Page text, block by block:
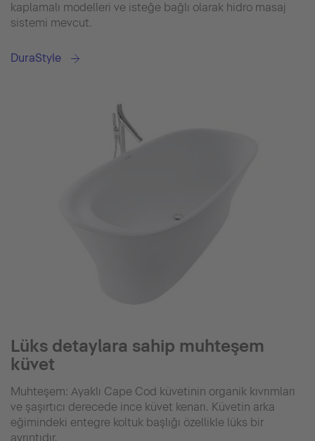
kaplamalı modelleri ve isteğe bağlı olarak hidro masaj
sistemi mevcut.
DuraStyle
Lüks detaylara sahip muhteşem
küvet
Muhteşem: Ayaklı Cape Cod küvetinin organik kıvrımları
ve şaşırtıcı derecede ince küvet kenarı. Küvetin arka
eğimindeki entegre koltuk başlığı özellikle lüks bir
ayrıntıdır.